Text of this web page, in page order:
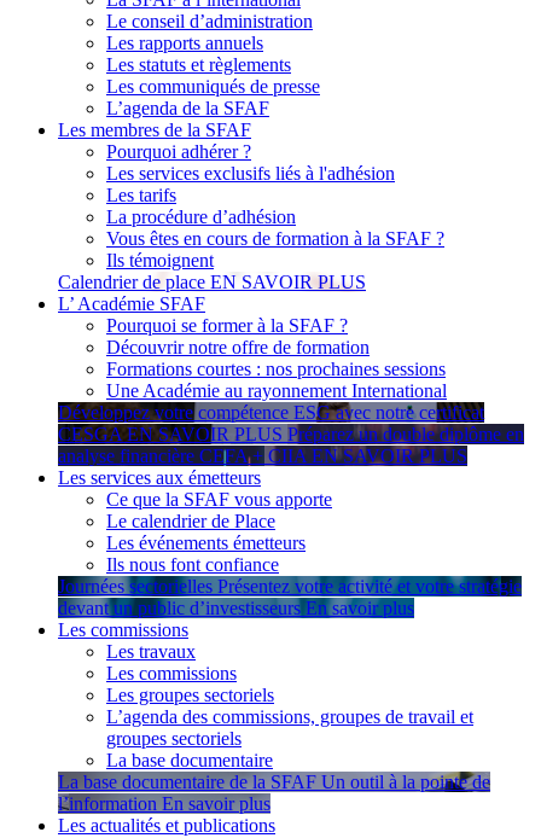
Le conseil d’administration
Les rapports annuels
Les statuts et règlements
Les communiqués de presse
L’agenda de la SFAF
Les membres de la SFAF
Pourquoi adhérer ?
Les services exclusifs liés à l'adhésion
Les tarifs
La procédure d’adhésion
Vous êtes en cours de formation à la SFAF ?
Ils témoignent
Calendrier de place EN SAVOIR PLUS
L’ Académie SFAF
Pourquoi se former à la SFAF ?
Découvrir notre offre de formation
Formations courtes : nos prochaines sessions
Une Académie au rayonnement International
Développez votre compétence ESG avec notre certificat
CESGA EN SAVOIR PLUS Préparez un double diplôme en
analyse financière CEFA + CIIA EN SAVOIR PLUS
Les services aux émetteurs
Ce que la SFAF vous apporte
Le calendrier de Place
Les événements émetteurs
Ils nous font confiance
Journées sectorielles Présentez votre activité et votre stratégie
devant un public d’investisseurs En savoir plus
Les commissions
Les travaux
Les commissions
Les groupes sectoriels
L’agenda des commissions, groupes de travail et
groupes sectoriels
La base documentaire
La base documentaire de la SFAF Un outil à la pointe de
l’information En savoir plus
Les actualités et publications